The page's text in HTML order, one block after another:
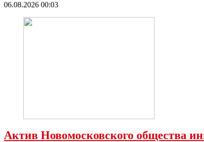
06.08.2026 00:03
Актив Новомосковского общества